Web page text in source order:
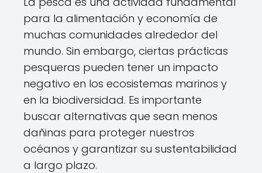
para la alimentación y economía de
muchas comunidades alrededor del
mundo. Sin embargo, ciertas prácticas
pesqueras pueden tener un impacto
negativo en los ecosistemas marinos y
en la biodiversidad. Es importante
buscar alternativas que sean menos
dañinas para proteger nuestros
océanos y garantizar su sustentabilidad
a largo plazo.